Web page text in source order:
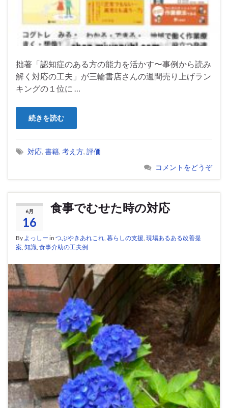
拙著「認知症のある方の能力を活かす〜事例から読み
解く対応の工夫」が三輪書店さんの週間売り上げラン
キングの１位に …
続きを読む
対応, 書籍, 考え方, 評価
コメントをどうぞ
6月
16
食事でむせた時の対応
By よっしー in つぶやきあれこれ, 暮らしの支援, 現場あるある改善提
案, 知識, 食事介助の工夫例